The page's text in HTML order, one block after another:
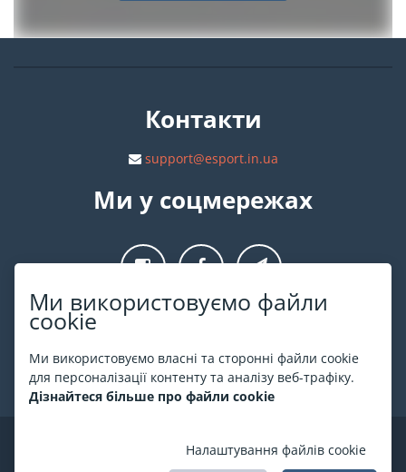
Ми використовуємо файли
cookie
Ми використовуємо власні та сторонні файли cookie
для персоналізації контенту та аналізу веб-трафіку.
Дізнайтеся більше про файли cookie
Налаштування файлів cookie
Контакти
support@esport.in.ua
Ми у соцмережах
Про ESPORT.in.ua
На ESPORT.in.ua представлена афіша Києва та інших міст
України. Всі квитки продаються офіційно. Ми працюємо
безпосередньо з касами.